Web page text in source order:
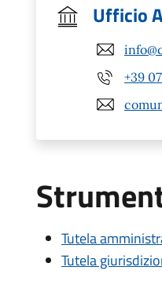
Ufficio
+39
Tutela
Tutela